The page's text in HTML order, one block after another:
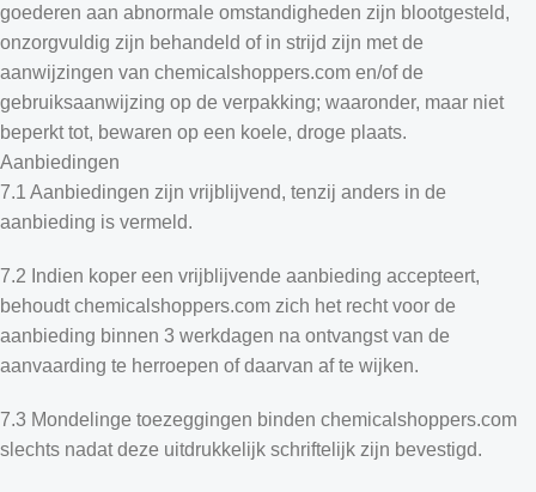
goederen aan abnormale omstandigheden zijn blootgesteld,
onzorgvuldig zijn behandeld of in strijd zijn met de
aanwijzingen van chemicalshoppers.com en/of de
gebruiksaanwijzing op de verpakking; waaronder, maar niet
beperkt tot, bewaren op een koele, droge plaats.
Aanbiedingen
7.1 Aanbiedingen zijn vrijblijvend, tenzij anders in de
aanbieding is vermeld.
7.2 Indien koper een vrijblijvende aanbieding accepteert,
behoudt chemicalshoppers.com zich het recht voor de
aanbieding binnen 3 werkdagen na ontvangst van de
aanvaarding te herroepen of daarvan af te wijken.
7.3 Mondelinge toezeggingen binden chemicalshoppers.com
slechts nadat deze uitdrukkelijk schriftelijk zijn bevestigd.